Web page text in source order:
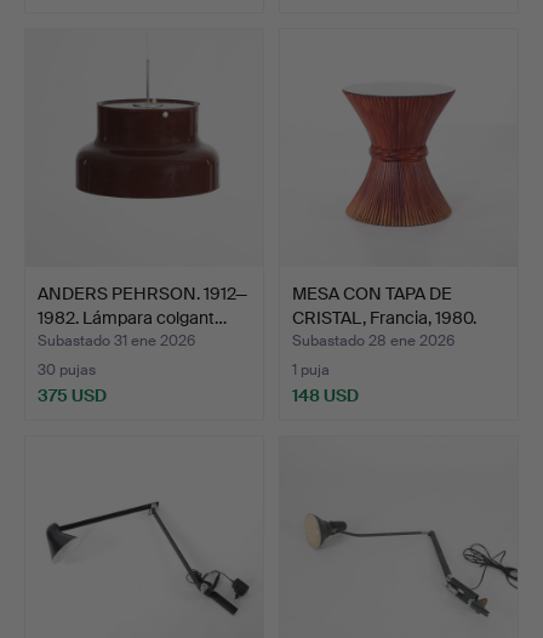
ANDERS PEHRSON. 1912—
1982. Lámpara colgant…
Subastado 31 ene 2026
30 pujas
375 USD
MESA CON TAPA DE
CRISTAL, Francia, 1980.
Subastado 28 ene 2026
1 puja
148 USD